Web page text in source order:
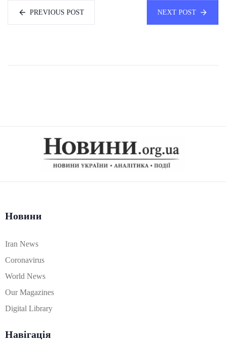
PREVIOUS POST NEXT POST
Новини
Iran News
Coronavirus
World News
Our Magazines
Digital Library
Навігація